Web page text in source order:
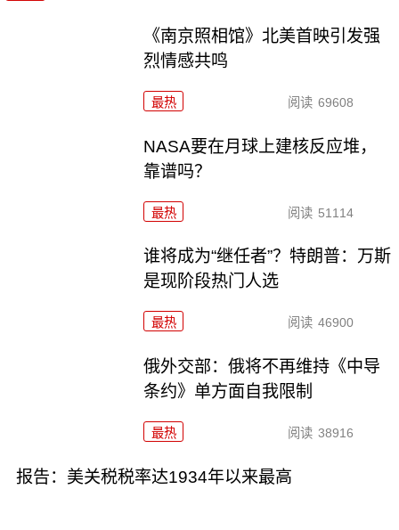
《南京照相馆》北美首映引发强
烈情感共鸣
最热 阅读 69608
NASA要在月球上建核反应堆，
靠谱吗？
最热 阅读 51114
谁将成为“继任者”？特朗普：万斯
是现阶段热门人选
最热 阅读 46900
俄外交部：俄将不再维持《中导
条约》单方面自我限制
最热 阅读 38916
报告：美关税税率达1934年以来最高